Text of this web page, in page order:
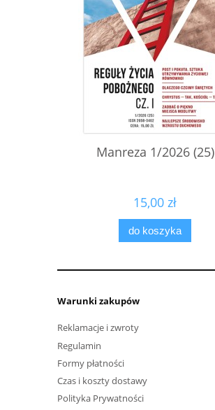
Manreza 1/2026 (25)
15,00 zł
do koszyka
Warunki zakupów
Reklamacje i zwroty
Regulamin
Formy płatności
Czas i koszty dostawy
Polityka Prywatności